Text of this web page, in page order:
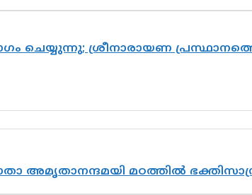
ചെയ്യുന്നു; ശ്രീനാരായണ
അമൃതാനന്ദമയി മഠത്തിൽ